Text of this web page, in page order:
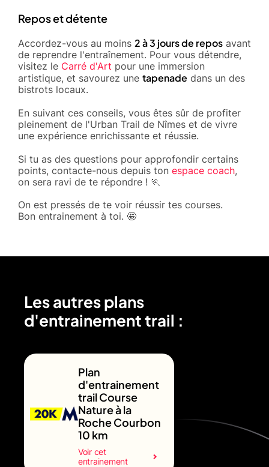
Repos et détente
Accordez-vous au moins 2 à 3 jours de repos avant
de reprendre l'entraînement. Pour vous détendre,
visitez le Carré d'Art pour une immersion
artistique, et savourez une tapenade dans un des
bistrots locaux.
En suivant ces conseils, vous êtes sûr de profiter
pleinement de l'Urban Trail de Nîmes et de vivre
une expérience enrichissante et réussie.
Si tu as des questions pour approfondir certains
points, contacte-nous depuis ton espace coach,
on sera ravi de te répondre ! 🏃
On est pressés de te voir réussir tes courses.
Bon entrainement à toi. 🤩
Les autres plans
d'entrainement trail :
Plan
d'entrainement
trail Course
Nature à la
Roche Courbon
10 km
Voir cet
entrainement